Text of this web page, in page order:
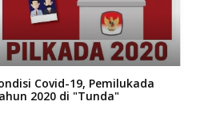
Covid-19, Pemilukada
2020 di "Tunda"